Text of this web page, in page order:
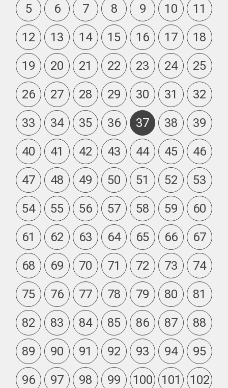
5
6 7 8 9 10
11
12
13 14 15 16 17
18
19
20 21 22 23 24
25
26
27 28 29 30 31
32
33
34 35 36 37 38
39
40
41 42 43 44 45
46
47
48 49 50 51 52
53
54
55 56 57 58 59
60
61
62 63 64 65 66
67
68
69 70 71 72 73
74
75
76 77 78 79 80
81
82
83 84 85 86 87
88
89
90 91 92 93 94
95
96
97 98 99 100 101
102